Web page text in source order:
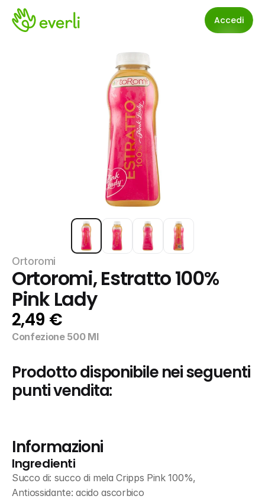
Accedi
Ortoromi
Ortoromi, Estratto 100%
Pink Lady
2,49 €
Confezione 500 Ml
Prodotto disponibile nei seguenti
punti vendita:
Informazioni
Ingredienti
Succo di: succo di mela Cripps Pink 100%,
Antiossidante: acido ascorbico